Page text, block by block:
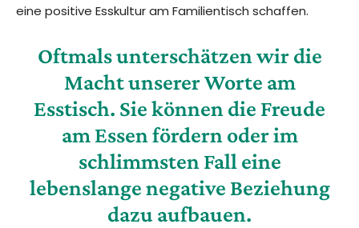
eine positive Esskultur am Familientisch schaffen.
Oftmals unterschätzen wir die
Macht unserer Worte am
Esstisch. Sie können die Freude
am Essen fördern oder im
schlimmsten Fall eine
lebenslange negative Beziehung
dazu aufbauen.